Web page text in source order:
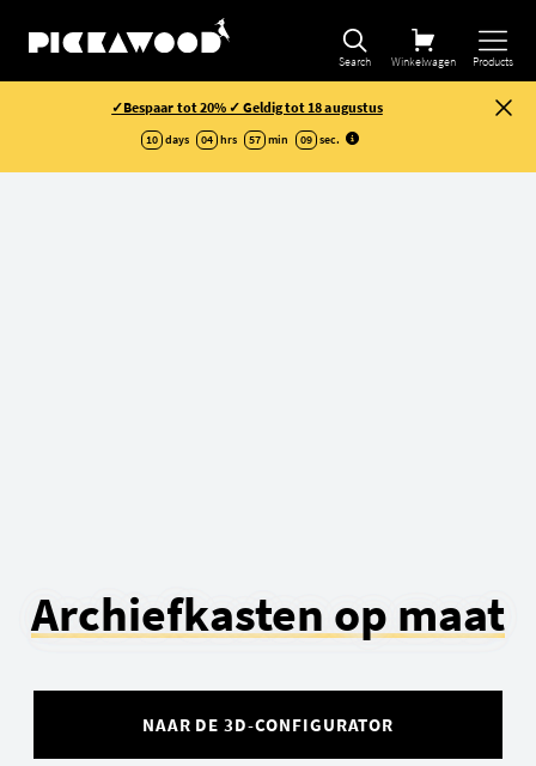
Search Winkelwagen Products
✓Bespaar tot 20% ✓ Geldig tot 18 augustus
10 days 04 hrs 57 min 08 sec.
Archiefkasten op maat
NAAR DE 3D-CONFIGURATOR
Selectie verfijnen